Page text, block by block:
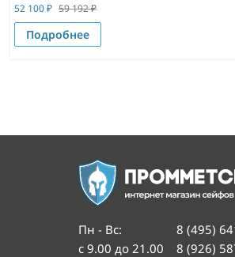
52 100₽ 59 192₽
Подробнее
Пн - Вс:
с 9.00 до 21.00
8 (495)
8 (926)